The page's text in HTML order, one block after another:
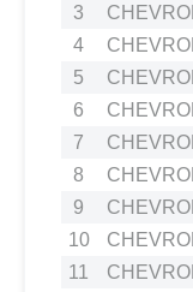
3
4
5
6
7
8
9
10
11